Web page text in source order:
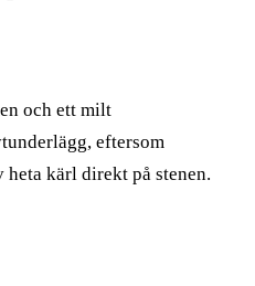
och ett milt
eftersom
kärl direkt på stenen.